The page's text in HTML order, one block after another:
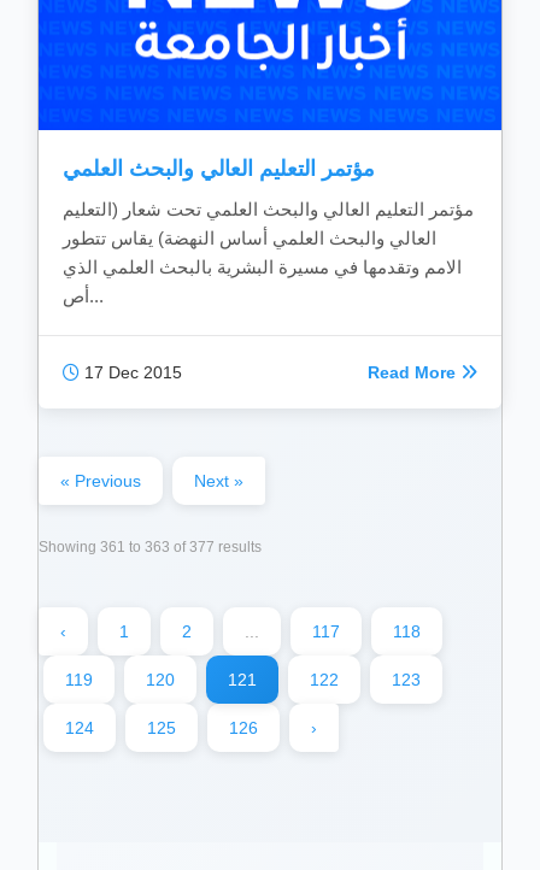
مؤتمر التعليم العالي والبحث العلمي
مؤتمر التعليم العالي والبحث العلمي تحت شعار (التعليم
العالي والبحث العلمي أساس النهضة) يقاس تتطور
الامم وتقدمها في مسيرة البشرية بالبحث العلمي الذي
أص...
17 Dec 2015 Read More
« Previous Next »
Showing361 to363 of377 results
‹ 1 2 ... 117 118
119 120 121 122 123
124 125 126 ›